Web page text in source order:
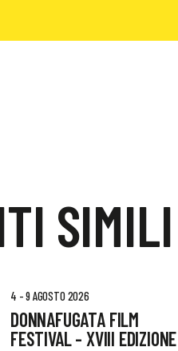
SIMILI
4 - 9 AGOSTO 2026
DONNAFUGATA FILM
FESTIVAL - XVIII EDIZIONE